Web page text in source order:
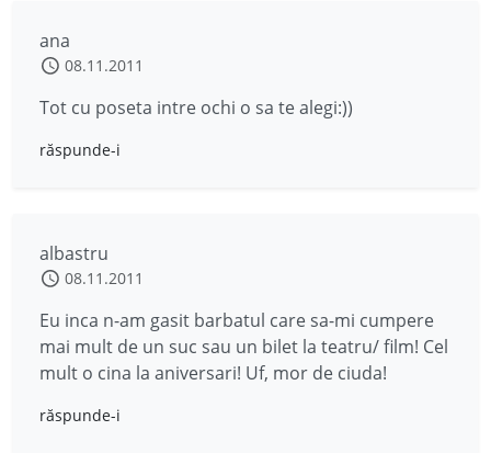
ana
08.11.2011
Tot cu poseta intre ochi o sa te alegi:))
răspunde-i
albastru
08.11.2011
Eu inca n-am gasit barbatul care sa-mi cumpere
mai mult de un suc sau un bilet la teatru/ film! Cel
mult o cina la aniversari! Uf, mor de ciuda!
răspunde-i